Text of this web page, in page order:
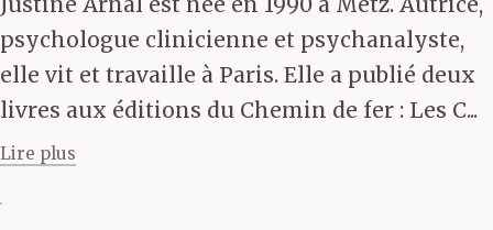
paupières à peine
déprises de la nuit, son
mari l’a annoncé : « Ce
soir le match est
psychologue clinicienne et psychanalyste,
elle vit et travaille à Paris. Elle a publié deux
livres aux éditions du Chemin de fer : Les C...
Lire plus